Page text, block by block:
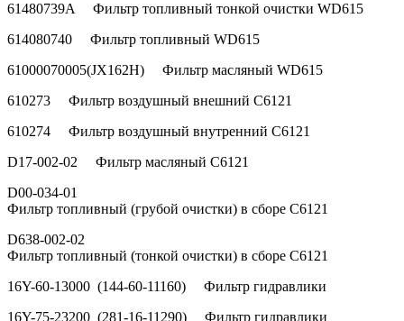
61480739A Фильтр топливный тонкой очистки WD615
614080740 Фильтр топливный WD615
61000070005(JX162H) Фильтр масляный WD615
610273 Фильтр воздушный внешний С6121
610274 Фильтр воздушный внутренний С6121
D17-002-02 Фильтр масляный С6121
D00-034-01
Фильтр топливный (грубой очистки) в сборе С6121
D638-002-02
Фильтр топливный (тонкой очистки) в сборе С6121
16Y-60-13000 (144-60-11160) Фильтр гидравлики
16Y-75-23200 (281-16-11290) Фильтр гидравлики